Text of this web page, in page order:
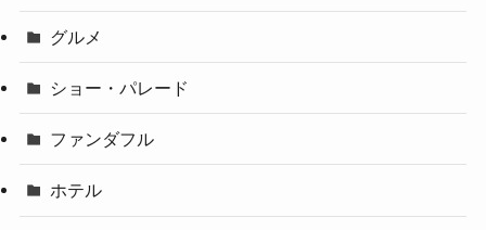
グルメ
ショー・パレード
ファンダフル
ホテル